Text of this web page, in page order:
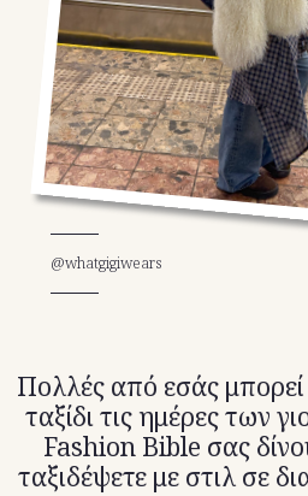
@whatgigiwears
Πολλές από εσάς μπορεί
ταξίδι τις ημέρες των
Fashion Bible σας
ταξιδέψετε με στιλ σε